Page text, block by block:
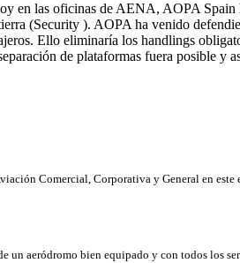
en las oficinas de AENA, AOPA
(Security ). AOPA ha venido
Ello eliminaría los handlings
de plataformas fuera posible y
Comercial, Corporativa y General en
un aeródromo bien equipado y con todos